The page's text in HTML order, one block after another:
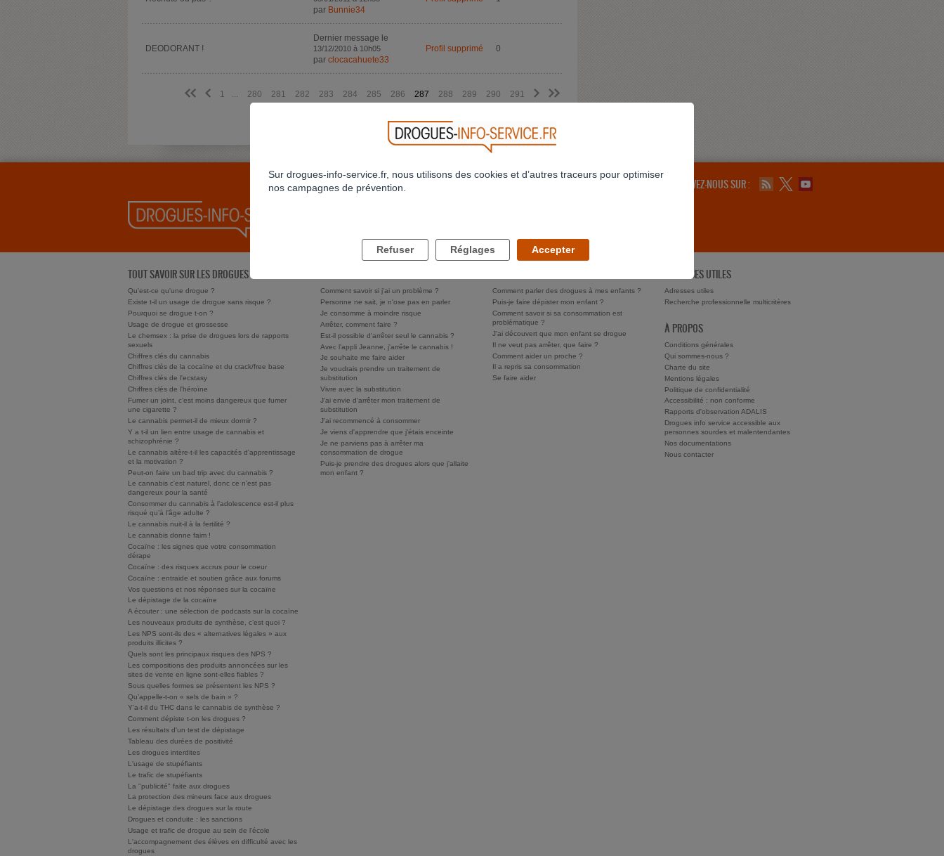
par Bunnie34
DEODORANT !
Dernier message le
13/12/2010 à 10h05
par clocacahuete33
Profil supprimé 0
<< < 1 280 281 282 283 284 285 286 287 288 289 290 291 > >>
CRÉEZ VOTRE FIL DE DISCUSSION RETOUR
SUIVEZ-NOUS SUR :
TOUT SAVOIR SUR LES DROGUES
Qu'est-ce qu'une drogue ?
Existe t-il un usage de drogue sans risque ?
Pourquoi se drogue t-on ?
Usage de drogue et grossesse
Le chemsex : la prise de drogues lors de rapports
sexuels
Chiffres clés du cannabis
Chiffres clés de la cocaïne et du crack/free base
Chiffres clés de l'ecstasy
Chiffres clés de l'héroïne
Fumer un joint, c’est moins dangereux que fumer
une cigarette ?
Le cannabis permet-il de mieux dormir ?
Y a t-il un lien entre usage de cannabis et
schizophrénie ?
Le cannabis altère-t-il les capacités d'apprentissage
et la motivation ?
Peut-on faire un bad trip avec du cannabis ?
Le cannabis c'est naturel, donc ce n'est pas
dangereux pour la santé
Consommer du cannabis à l’adolescence est-il plus
risqué qu’à l’âge adulte ?
Le cannabis nuit-il à la fertilité ?
Le cannabis donne faim !
Cocaïne : les signes que votre consommation
dérape
Cocaïne : des risques accrus pour le coeur
Cocaïne : entraide et soutien grâce aux forums
Vos questions et nos réponses sur la cocaïne
Le dépistage de la cocaïne
A écouter : une sélection de podcasts sur la cocaïne
Les nouveaux produits de synthèse, c’est quoi ?
Les NPS sont-ils des « alternatives légales » aux
produits illicites ?
Quels sont les principaux risques des NPS ?
Les compositions des produits annoncées sur les
sites de vente en ligne sont-elles fiables ?
Sous quelles formes se présentent les NPS ?
Qu’appelle-t-on « sels de bain » ?
Y’a-t-il du THC dans le cannabis de synthèse ?
Comment dépiste t-on les drogues ?
Les résultats d'un test de dépistage
Tableau des durées de positivité
Les drogues interdites
L'usage de stupéfiants
Le trafic de stupéfiants
La "publicité" faite aux drogues
La protection des mineurs face aux drogues
Le dépistage des drogues sur la route
Drogues et conduite : les sanctions
Usage et trafic de drogue au sein de l'école
L'accompagnement des élèves en difficulté avec les
drogues
Comment savoir si j'ai un problème ?
Personne ne sait, je n'ose pas en parler
Je consomme à moindre risque
Arrêter, comment faire ?
Est-il possible d'arrêter seul le cannabis ?
Avec l'appli Jeanne, j'arrête le cannabis !
Je souhaite me faire aider
Je voudrais prendre un traitement de
substitution
Vivre avec la substitution
J'ai envie d'arrêter mon traitement de
substitution
J'ai recommencé à consommer
Je viens d'apprendre que j'étais enceinte
Je ne parviens pas à arrêter ma
consommation de drogue
Puis-je prendre des drogues alors que j'allaite
mon enfant ?
Comment parler des drogues à mes enfants ?
Puis-je faire dépister mon enfant ?
Comment savoir si sa consommation est
problématique ?
J'ai découvert que mon enfant se drogue
Il ne veut pas arrêter, que faire ?
Comment aider un proche ?
Il a repris sa consommation
Se faire aider
ADRESSES UTILES
Adresses utiles
Recherche professionnelle multicritères
À PROPOS
Conditions générales
Qui sommes-nous ?
Charte du site
Mentions légales
Politique de confidentialité
Accessibilité : non conforme
Rapports d'observation ADALIS
Drogues info service accessible aux
personnes sourdes et malentendantes
Nos documentations
Nous contacter
Sur drogues-info-service.fr, nous utilisons des cookies et d’autres traceurs pour optimiser
nos campagnes de prévention.
Refuser Réglages Accepter